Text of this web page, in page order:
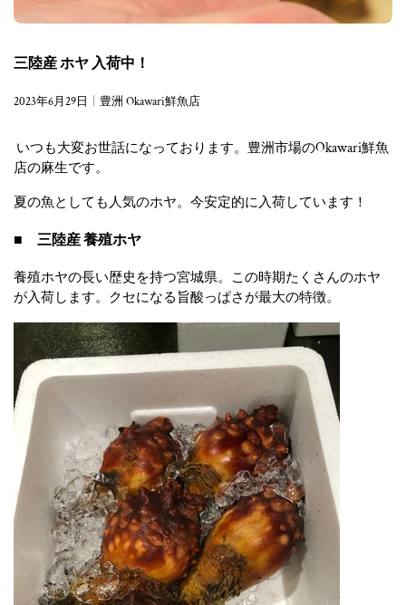
三陸産 ホヤ 入荷中！
2023年6月29日 豊洲 Okawari鮮魚店
いつも大変お世話になっております。豊洲市場のOkawari鮮魚
店の麻生です。
夏の魚としても人気のホヤ。今安定的に入荷しています！
■ 三陸産 養殖ホヤ
養殖ホヤの長い歴史を持つ宮城県。この時期たくさんのホヤ
が入荷します。クセになる旨酸っぱさが最大の特徴。